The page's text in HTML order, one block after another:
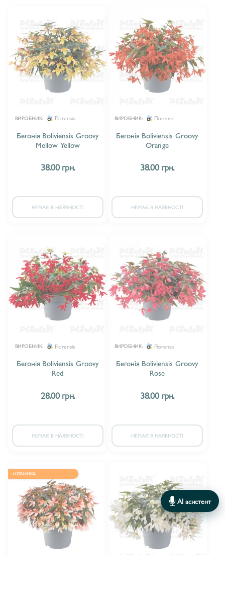
ВИРОБНИК: Florensis
Бегонія Boliviensis Groovy
Mellow Yellow
38.00 грн.
НЕМАЄ В НАЯВНОСТІ
ВИРОБНИК: Florensis
Бегонія Boliviensis Groovy
Orange
38.00 грн.
НЕМАЄ В НАЯВНОСТІ
ВИРОБНИК: Florensis
Бегонія Boliviensis Groovy
Red
28.00 грн.
НЕМАЄ В НАЯВНОСТІ
ВИРОБНИК: Florensis
Бегонія Boliviensis Groovy
Rose
38.00 грн.
НЕМАЄ В НАЯВНОСТІ
НОВИНКА
AI асистент